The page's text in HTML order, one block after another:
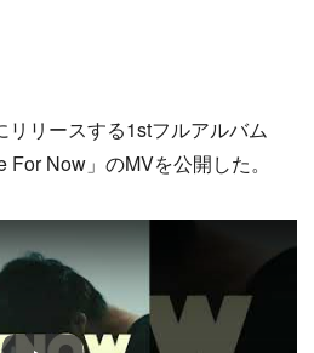
リースする1stフルアルバム
For Now」のMVを公開した。